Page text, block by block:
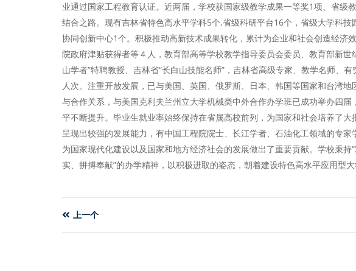
业通过国家工程教育认证。近两届，学校获国家级教学成果一等奖1项、省级
结合之路。现有吉林省特色高水平学科5个,省级科研平台16个，省级大学科
协同创新中心1个。积极推动高新技术成果转化，累计为企业和社会创造经济
院政府津贴获得者等４人，教育部高等学校教学指导委员会委员、教育部新世
山学者”特聘教授、吉林省“长白山技能名师”，吉林省高级专家、教学名师、
人次。注重开放发展，已与美国、英国、俄罗斯、日本、韩国等国家和台湾
与合作关系，与美国克利夫兰州立大学机械类中外合作办学班已成功举办四
平不断提升。毕业生就业率始终保持在省属高校前列，为国家和社会培养了
呈现出较强的发展能力，有中国工程院院士、长江学者、石油化工领域的专家
为国家现代化建设以及国家和地方经济社会的发展做出了重要贡献。学校秉持
实、拼搏奉献”的办学精神，以积极进取的姿态，朝着建设特色高水平应用型大
上一个